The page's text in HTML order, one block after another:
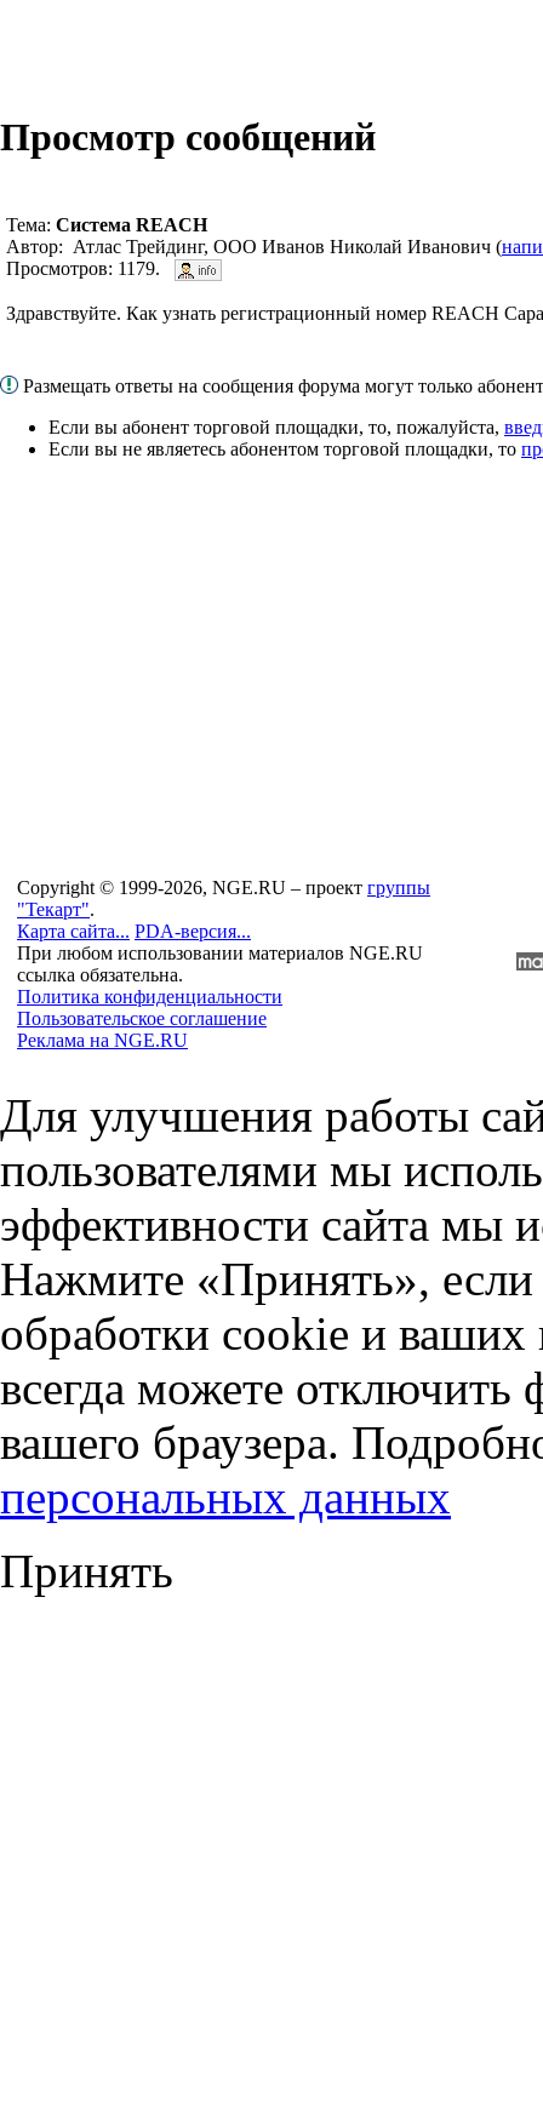
Просмотр сообщений
Тема: Система REACH
Автор: Атлас Трейдинг, ООО Иванов Николай Иванович (
Просмотров: 1179.
Здравствуйте. Как узнать регистрационный номер REACH
Размещать ответы на сообщения форума могут только
Если вы абонент торговой площадки, то, пожалуйста,
Если вы не являетесь абонентом торговой площадки, то
Copyright © 1999-2026, NGE.RU – проект группы
"Текарт".
Карта сайта... PDA-версия...
При любом использовании материалов NGE.RU
ссылка обязательна.
Политика конфиденциальности
Пользовательское соглашение
Реклама на NGE.RU
Для улучшения работы
пользователями мы
эффективности сайта мы
Нажмите «Принять», если
обработки cookie и
всегда можете отключить
вашего браузера.
персональных данных
Принять